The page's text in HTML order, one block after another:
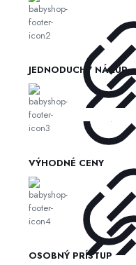
JEDNODUCHÝ NÁKUP
VÝHODNÉ CENY
OSOBNÝ PRÍSTUP